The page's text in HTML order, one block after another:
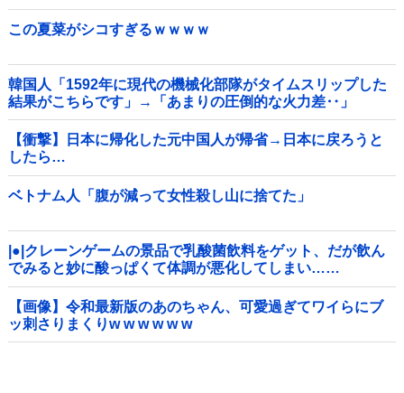
この夏菜がシコすぎるｗｗｗｗ
韓国人「1592年に現代の機械化部隊がタイムスリップした
結果がこちらです」→「あまりの圧倒的な火力差‥」
【衝撃】日本に帰化した元中国人が帰省→日本に戻ろうと
したら…
ベトナム人「腹が減って女性殺し山に捨てた」
|●|クレーンゲームの景品で乳酸菌飲料をゲット、だが飲ん
でみると妙に酸っぱくて体調が悪化してしまい……
【画像】令和最新版のあのちゃん、可愛過ぎてワイらにブ
ッ刺さりまくりw w w w w w